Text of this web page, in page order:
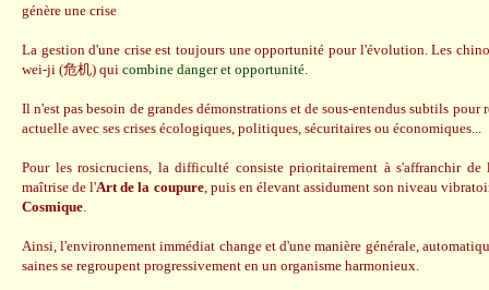
génère une crise
La gestion d'une crise est toujours une opportunité pour l'évolution. Les
wei-ji (危机) qui combine danger et opportunité.
Il n'est pas besoin de grandes démonstrations et de sous-entendus subtils
actuelle avec ses crises écologiques, politiques, sécuritaires ou économiques...
Pour les rosicruciens, la difficulté consiste prioritairement à s'affranchir de
maîtrise de l'Art de la coupure, puis en élevant assidument son niveau
Cosmique.
Ainsi, l'environnement immédiat change et d'une manière générale,
saines se regroupent progressivement en un organisme harmonieux.